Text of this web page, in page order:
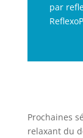
par
Prochaines
relaxant du